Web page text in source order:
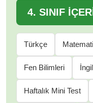
4. SINIF
Türkçe
Fen Bilimleri
Haftalık Mini Test